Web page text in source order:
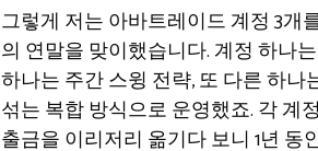
그렇게 저는 아바트레이드 계정 3개
의 연말을 맞이했습니다. 계정 하나
하나는 주간 스윙 전략, 또 다른 하
섞는 복합 방식으로 운영했죠. 각 계
출금을 이리저리 옮기다 보니 1년 동